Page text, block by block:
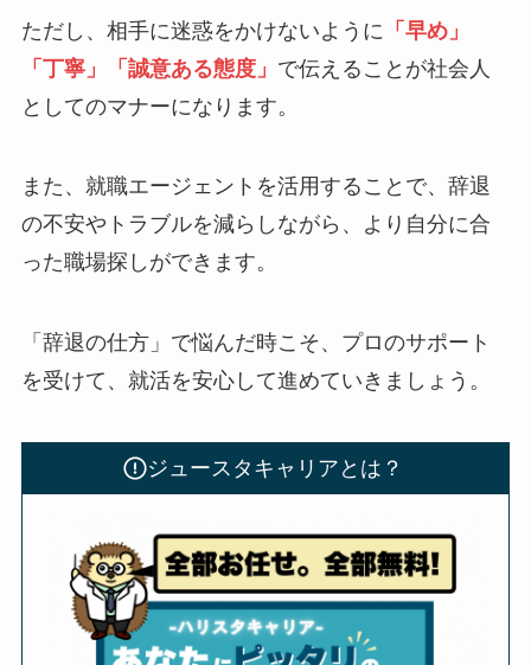
ただし、相手に迷惑をかけないように 「早め」
「丁寧」「誠意ある態度」 で伝えることが社会人
としてのマナーになります。
また、就職エージェントを活用することで、辞退
の不安やトラブルを減らしながら、より自分に合
った職場探しができます。
「辞退の仕方」で悩んだ時こそ、プロのサポート
を受けて、就活を安心して進めていきましょう。
ジュースタキャリアとは？